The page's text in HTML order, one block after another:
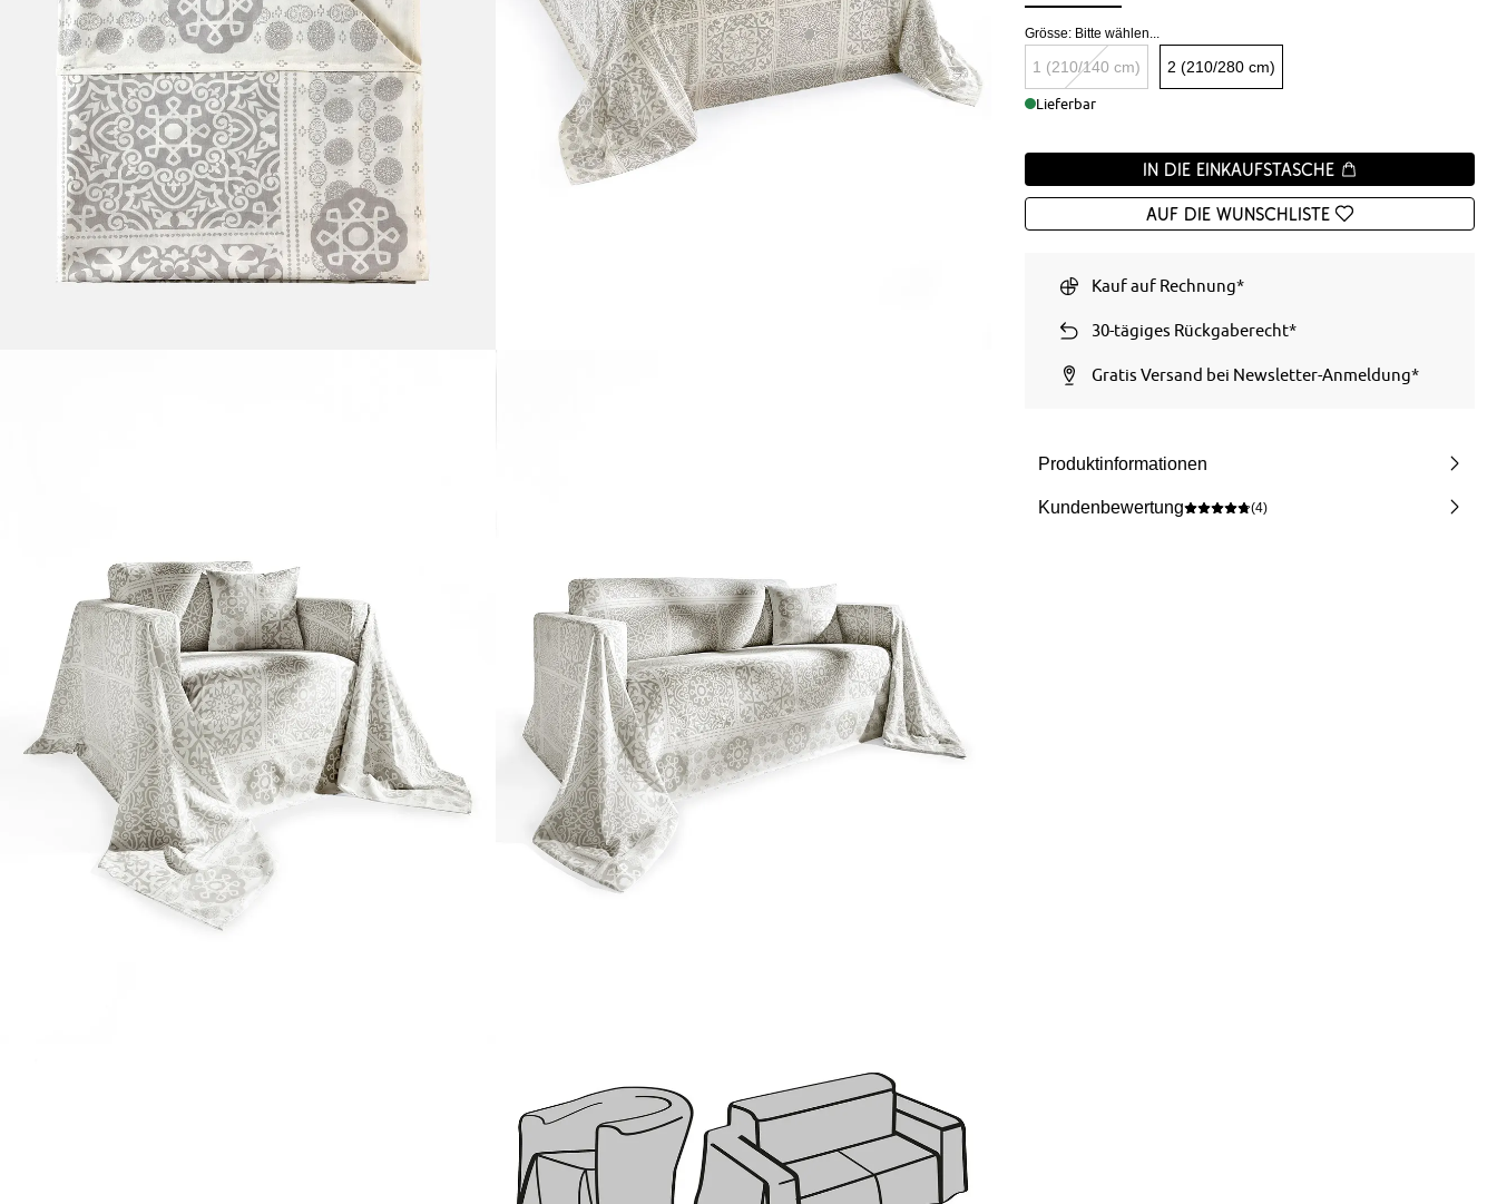
Grösse: Bitte wählen...
1 (210/140 cm) 2 (210/280 cm)
Lieferbar
In die Einkaufstasche
Auf die Wunschliste
Kauf auf Rechnung*
30-tägiges Rückgaberecht*
Gratis Versand bei Newsletter-Anmeldung*
Produktinformationen
Kundenbewertung (4)